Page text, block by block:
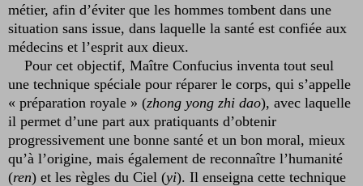
métier, afin d’éviter que les hommes tombent dans une
situation sans issue, dans laquelle la santé est confiée aux
médecins et l’esprit aux dieux.
Pour cet objectif, Maître Confucius inventa tout seul
une technique spéciale pour réparer le corps, qui s’appelle
« préparation royale » (zhong yong zhi dao), avec laquelle
il permet d’une part aux pratiquants d’obtenir
progressivement une bonne santé et un bon moral, mieux
qu’à l’origine, mais également de reconnaître l’humanité
(ren) et les règles du Ciel (yi). Il enseigna cette technique